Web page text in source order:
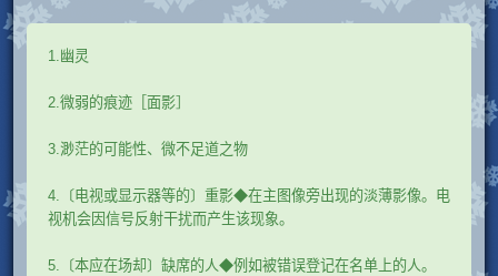
1.幽灵
2.微弱的痕迹［面影］
3.渺茫的可能性、微不足道之物
4.〔电视或显示器等的〕重影◆在主图像旁出现的淡薄影像。电
视机会因信号反射干扰而产生该现象。
5.〔本应在场却〕缺席的人◆例如被错误登记在名单上的人。